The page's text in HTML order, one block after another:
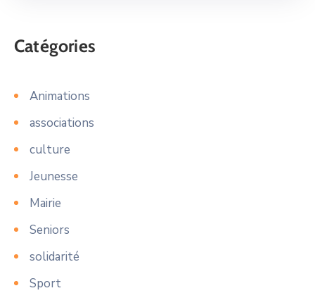
Catégories
Animations
associations
culture
Jeunesse
Mairie
Seniors
solidarité
Sport